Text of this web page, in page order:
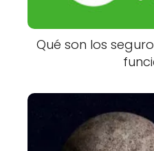
Qué son los